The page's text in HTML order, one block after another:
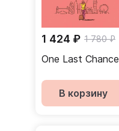
1 424 ₽ 1 780 ₽
One Last Chance
В корзину